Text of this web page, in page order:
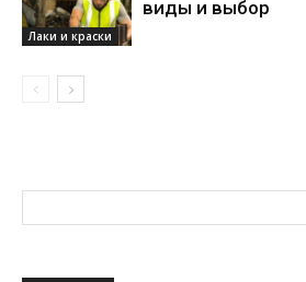
Лаки и краски
виды и выбор